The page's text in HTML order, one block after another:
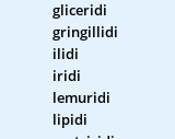
gliceridi
gringillidi
ilidi
iridi
lemuridi
lipidi